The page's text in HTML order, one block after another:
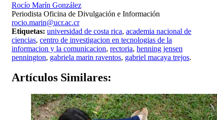
Rocío Marín González
Periodista Oficina de Divulgación e Información
rocio.marin@ucr.ac.cr
Etiquetas: universidad de costa rica, academia nacional de
ciencias, centro de investigacion en tecnologias de la
informacion y la comunicacion, rectoria, henning jensen
pennington, gabriela marin raventos, gabriel macaya trejos.
Artículos Similares: